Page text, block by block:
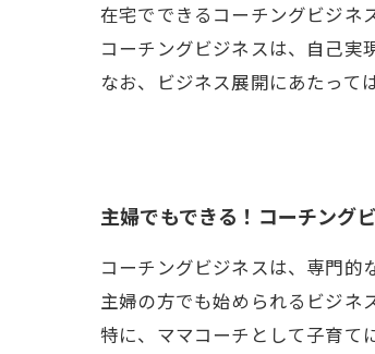
在宅でできるコーチングビジネ
コーチングビジネスは、自己実
なお、ビジネス展開にあたって
主婦でもできる！コーチング
コーチングビジネスは、専門的
主婦の方でも始められるビジネ
特に、ママコーチとして子育て